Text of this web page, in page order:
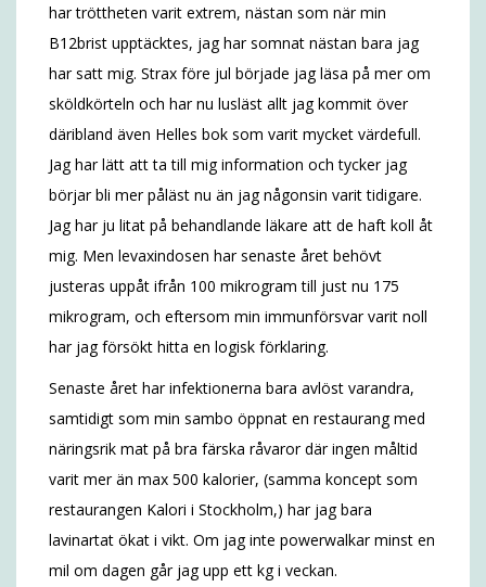
har tröttheten varit extrem, nästan som när min
B12brist upptäcktes, jag har somnat nästan bara jag
har satt mig. Strax före jul började jag läsa på mer om
sköldkörteln och har nu lusläst allt jag kommit över
däribland även Helles bok som varit mycket värdefull.
Jag har lätt att ta till mig information och tycker jag
börjar bli mer påläst nu än jag någonsin varit tidigare.
Jag har ju litat på behandlande läkare att de haft koll åt
mig. Men levaxindosen har senaste året behövt
justeras uppåt ifrån 100 mikrogram till just nu 175
mikrogram, och eftersom min immunförsvar varit noll
har jag försökt hitta en logisk förklaring.
Senaste året har infektionerna bara avlöst varandra,
samtidigt som min sambo öppnat en restaurang med
näringsrik mat på bra färska råvaror där ingen måltid
varit mer än max 500 kalorier, (samma koncept som
restaurangen Kalori i Stockholm,) har jag bara
lavinartat ökat i vikt. Om jag inte powerwalkar minst en
mil om dagen går jag upp ett kg i veckan.